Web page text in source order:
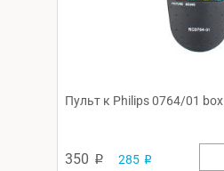
Пульт к Philips 0764/01 box
350 p 285 p